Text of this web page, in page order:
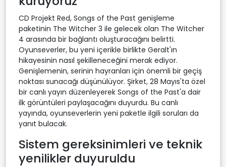
CD Projekt Red, Songs of the Past genişleme
paketinin The Witcher 3 ile gelecek olan The Witcher
4 arasında bir bağlantı oluşturacağını belirtti.
Oyunseverler, bu yeni içerikle birlikte Geralt'ın
hikayesinin nasıl şekilleneceğini merak ediyor.
Genişlemenin, serinin hayranları için önemli bir geçiş
noktası sunacağı düşünülüyor. Şirket, 28 Mayıs'ta özel
bir canlı yayın düzenleyerek Songs of the Past'a dair
ilk görüntüleri paylaşacağını duyurdu. Bu canlı
yayında, oyunseverlerin yeni paketle ilgili soruları da
yanıt bulacak.
Sistem gereksinimleri ve teknik
yenilikler duyuruldu